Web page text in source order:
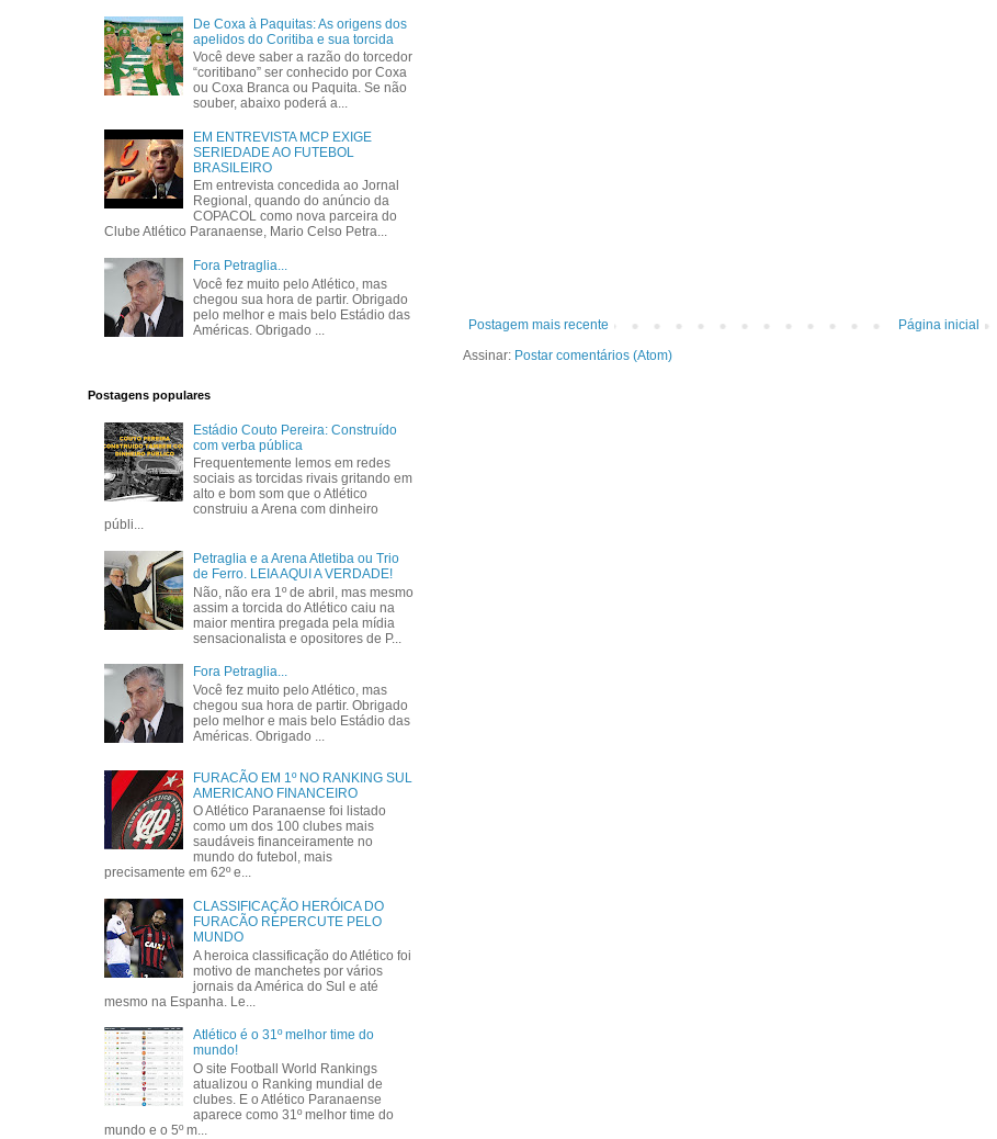
Postagem mais recente
Página inicial
Assinar: Postar comentários (Atom)
De Coxa à Paquitas: As origens dos
apelidos do Coritiba e sua torcida
Você deve saber a razão do torcedor
“coritibano” ser conhecido por Coxa
ou Coxa Branca ou Paquita. Se não
souber, abaixo poderá a...
EM ENTREVISTA MCP EXIGE
SERIEDADE AO FUTEBOL
BRASILEIRO
Em entrevista concedida ao Jornal
Regional, quando do anúncio da
COPACOL como nova parceira do
Clube Atlético Paranaense, Mario Celso Petra...
Fora Petraglia...
Você fez muito pelo Atlético, mas
chegou sua hora de partir. Obrigado
pelo melhor e mais belo Estádio das
Américas. Obrigado ...
Postagens populares
Estádio Couto Pereira: Construído
com verba pública
Frequentemente lemos em redes
sociais as torcidas rivais gritando em
alto e bom som que o Atlético
construiu a Arena com dinheiro
públi...
Petraglia e a Arena Atletiba ou Trio
de Ferro. LEIA AQUI A VERDADE!
Não, não era 1º de abril, mas mesmo
assim a torcida do Atlético caiu na
maior mentira pregada pela mídia
sensacionalista e opositores de P...
Fora Petraglia...
Você fez muito pelo Atlético, mas
chegou sua hora de partir. Obrigado
pelo melhor e mais belo Estádio das
Américas. Obrigado ...
FURACÃO EM 1º NO RANKING SUL
AMERICANO FINANCEIRO
O Atlético Paranaense foi listado
como um dos 100 clubes mais
saudáveis financeiramente no
mundo do futebol, mais
precisamente em 62º e...
CLASSIFICAÇÃO HERÓICA DO
FURACÃO REPERCUTE PELO
MUNDO
A heroica classificação do Atlético foi
motivo de manchetes por vários
jornais da América do Sul e até
mesmo na Espanha. Le...
Atlético é o 31º melhor time do
mundo!
O site Football World Rankings
atualizou o Ranking mundial de
clubes. E o Atlético Paranaense
aparece como 31º melhor time do
mundo e o 5º m...